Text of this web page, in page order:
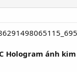
ầ
Hologram ánh